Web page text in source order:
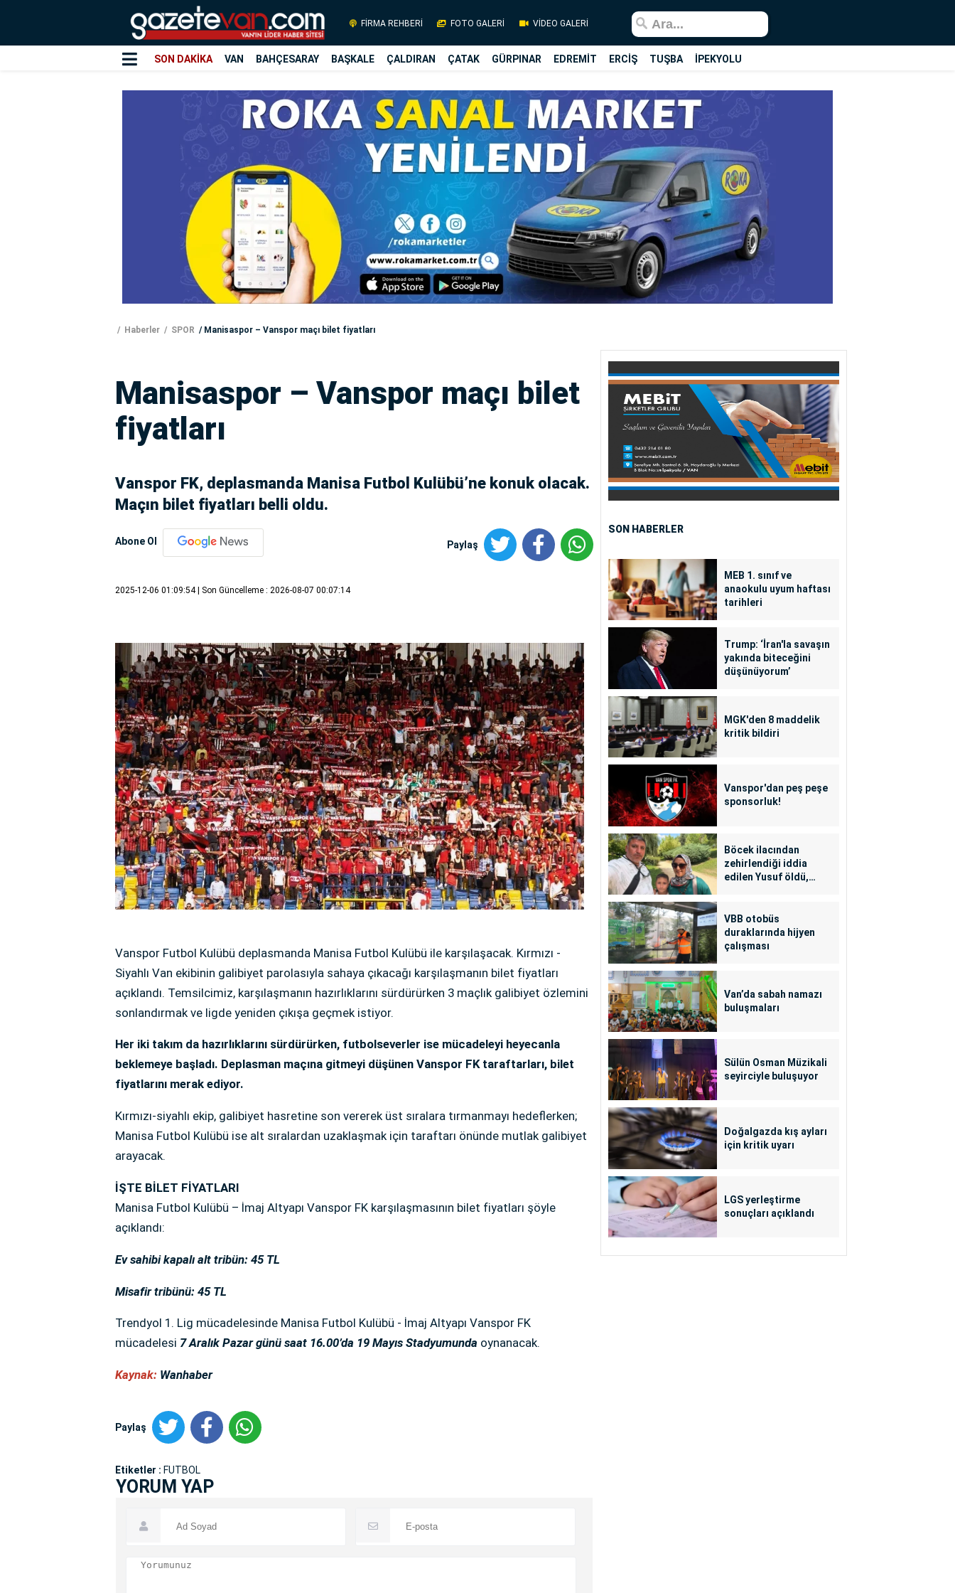
FİRMA REHBERİ FOTO GALERİ VİDEO GALERİ
SON DAKİKA VAN BAHÇESARAY BAŞKALE ÇALDIRAN ÇATAK GÜRPINAR EDREMİT ERCİŞ TUŞBA İPEKYOLU
Haberler SPOR Manisaspor – Vanspor maçı bilet fiyatları
Manisaspor – Vanspor maçı bilet
fiyatları
Vanspor FK, deplasmanda Manisa Futbol Kulübü’ne konuk olacak.
Maçın bilet fiyatları belli oldu.
Abone Ol Paylaş
2025-12-06 01:09:54 | Son Güncelleme : 2026-08-07 00:07:14
Vanspor Futbol Kulübü deplasmanda Manisa Futbol Kulübü ile karşılaşacak. Kırmızı -
Siyahlı Van ekibinin galibiyet parolasıyla sahaya çıkacağı karşılaşmanın bilet fiyatları
açıklandı. Temsilcimiz, karşılaşmanın hazırlıklarını sürdürürken 3 maçlık galibiyet özlemini
sonlandırmak ve ligde yeniden çıkışa geçmek istiyor.
Her iki takım da hazırlıklarını sürdürürken, futbolseverler ise mücadeleyi heyecanla
beklemeye başladı. Deplasman maçına gitmeyi düşünen Vanspor FK taraftarları, bilet
fiyatlarını merak ediyor.
Kırmızı-siyahlı ekip, galibiyet hasretine son vererek üst sıralara tırmanmayı hedeflerken;
Manisa Futbol Kulübü ise alt sıralardan uzaklaşmak için taraftarı önünde mutlak galibiyet
arayacak.
İŞTE BİLET FİYATLARI
Manisa Futbol Kulübü – İmaj Altyapı Vanspor FK karşılaşmasının bilet fiyatları şöyle
açıklandı:
Ev sahibi kapalı alt tribün: 45 TL
Misafir tribünü: 45 TL
Trendyol 1. Lig mücadelesinde Manisa Futbol Kulübü - İmaj Altyapı Vanspor FK
mücadelesi 7 Aralık Pazar günü saat 16.00’da 19 Mayıs Stadyumunda oynanacak.
Kaynak: Wanhaber
Paylaş
Etiketler : FUTBOL
YORUM YAP
SON HABERLER
MEB 1. sınıf ve
anaokulu uyum haftası
tarihleri
Trump: ‘İran'la savaşın
yakında biteceğini
düşünüyorum’
MGK'den 8 maddelik
kritik bildiri
Vanspor'dan peş peşe
sponsorluk!
Böcek ilacından
zehirlendiği iddia
edilen Yusuf öldü,
VBB otobüs
duraklarında hijyen
çalışması
Van’da sabah namazı
buluşmaları
Sülün Osman Müzikali
seyirciyle buluşuyor
Doğalgazda kış ayları
için kritik uyarı
LGS yerleştirme
sonuçları açıklandı